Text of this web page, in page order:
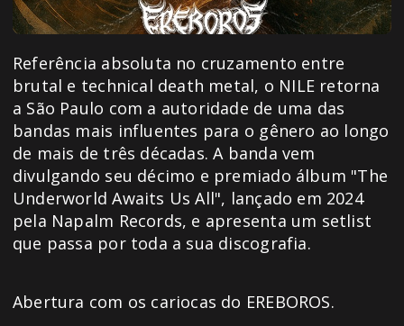
Referência absoluta no cruzamento entre
brutal e technical death metal, o NILE retorna
a São Paulo com a autoridade de uma das
bandas mais influentes para o gênero ao longo
de mais de três décadas. A banda vem
divulgando seu décimo e premiado álbum "The
Underworld Awaits Us All", lançado em 2024
pela Napalm Records, e apresenta um setlist
que passa por toda a sua discografia.
Abertura com os cariocas do EREBOROS.